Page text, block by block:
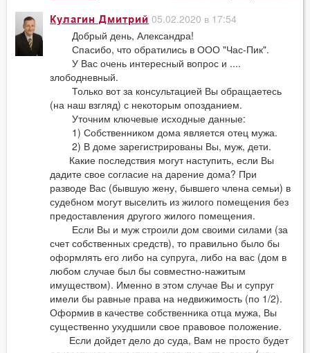
Кулагин Дмитрий 05.02.2020 в 17:54
Добрый день, Александра!
Спасибо, что обратились в ООО "Час-Пик".
У Вас очень интересный вопрос и ....
злободневный.
Только вот за консультацией Вы обращаетесь
(на наш взгляд) с некоторым опозданием.
Уточним ключевые исходные данные:
1) Собственником дома является отец мужа.
2) В доме зарегистрированы Вы, муж, дети.
Какие последствия могут наступить, если Вы
дадите свое согласие на дарение дома? При
разводе Вас (бывшую жену, бывшего члена семьи) в
судебном могут выселить из жилого помещения без
предоставления другого жилого помещения.
Если Вы и муж строили дом своими силами (за
счет собственных средств), то правильно было бы
оформлять его либо на супруга, либо на вас (дом в
любом случае был бы совместно-нажитым
имуществом). Именно в этом случае Вы и супруг
имели бы равные права на недвижимость (по 1/2).
Оформив в качестве собственника отца мужа, Вы
существенно ухудшили свое правовое положение.
Если дойдет дело до суда, Вам не просто будет